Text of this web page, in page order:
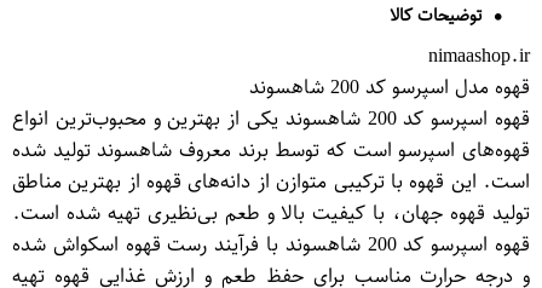
توضیحات کالا
nimaashop.ir
قهوه مدل اسپرسو کد 200 شاهسوند
قهوه اسپرسو کد 200 شاهسوند یکی از بهترین و محبوب‌ترین انواع
قهوه‌های اسپرسو است که توسط برند معروف شاهسوند تولید شده
است. این قهوه با ترکیبی متوازن از دانه‌های قهوه از بهترین مناطق
تولید قهوه جهان، با کیفیت بالا و طعم بی‌نظیری تهیه شده است.
قهوه اسپرسو کد 200 شاهسوند با فرآیند رست قهوه اسکواش شده
و درجه حرارت مناسب برای حفظ طعم و ارزش غذایی قهوه تهیه